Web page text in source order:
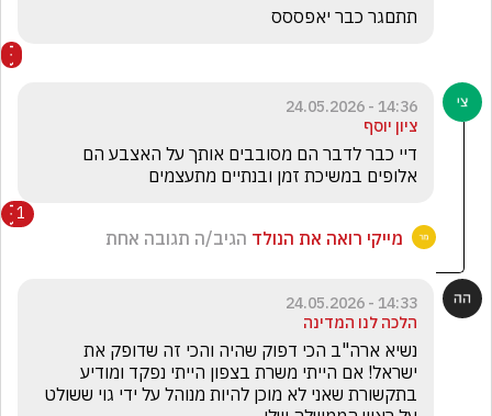
תתםגר כבר יאפססס
14:36 - 24.05.2026
ציון יוסף
אלופים במשיכת זמן ובנתיים מתעצמים
1
מייקי רואה את הנולד הגיב/ה תגובה אחת
14:33 - 24.05.2026
הלכה לנו המדינה